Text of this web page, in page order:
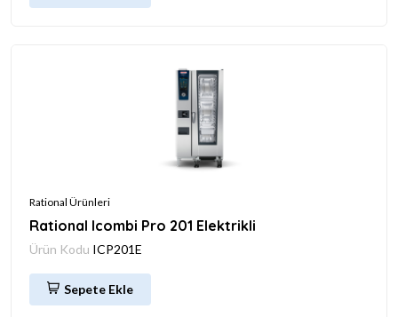
Rational Ürünleri
Rational Icombi Pro 201 Elektrikli
Ürün Kodu ICP201E
Sepete Ekle